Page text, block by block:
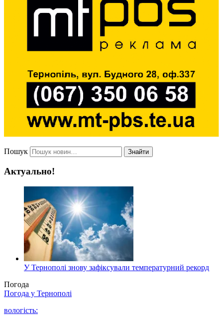
Пошук Знайти
Актуально!
У Тернополі знову зафіксували температурний рекорд
Погода
Погода у Тернополі
вологість: